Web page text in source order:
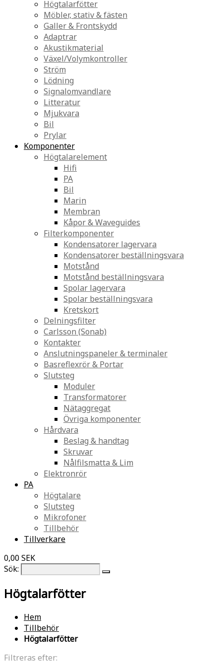
Högtalarfötter
Möbler, stativ & fästen
Galler & Frontskydd
Adaptrar
Akustikmaterial
Växel/Volymkontroller
Ström
Lödning
Signalomvandlare
Litteratur
Mjukvara
Bil
Prylar
Komponenter
Högtalarelement
Hifi
PA
Bil
Marin
Membran
Kåpor & Waveguides
Filterkomponenter
Kondensatorer lagervara
Kondensatorer beställningsvara
Motstånd
Motstånd beställningsvara
Spolar lagervara
Spolar beställningsvara
Kretskort
Delningsfilter
Carlsson (Sonab)
Kontakter
Anslutningspaneler & terminaler
Basreflexrör & Portar
Slutsteg
Moduler
Transformatorer
Nätaggregat
Övriga komponenter
Hårdvara
Beslag & handtag
Skruvar
Nålfilsmatta & Lim
Elektronrör
PA
Högtalare
Slutsteg
Mikrofoner
Tillbehör
Tillverkare
0,00 SEK
Sök:
Högtalarfötter
Hem
Tillbehör
Högtalarfötter
Filtreras efter: